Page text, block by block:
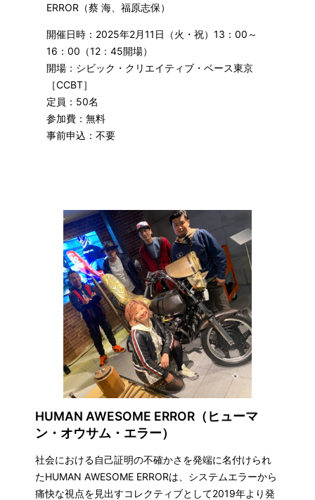
ERROR（蔡 海、福原志保）
開催日時：2025年2月11日（火・祝）13：00～
16：00（12：45開場）
開場：シビック・クリエイティブ・ベース東京
［CCBT］
定員：50名
参加費：無料
事前申込：不要
HUMAN AWESOME ERROR（ヒューマ
ン・オウサム・エラー）
社会における自己証明の不確かさを発端に名付けられ
たHUMAN AWESOME ERRORは、システムエラーから
痛快な視点を見出すコレクティブとして2019年より発